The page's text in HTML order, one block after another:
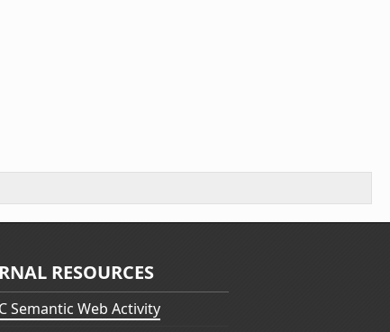
RESOURCES
Semantic Web Activity